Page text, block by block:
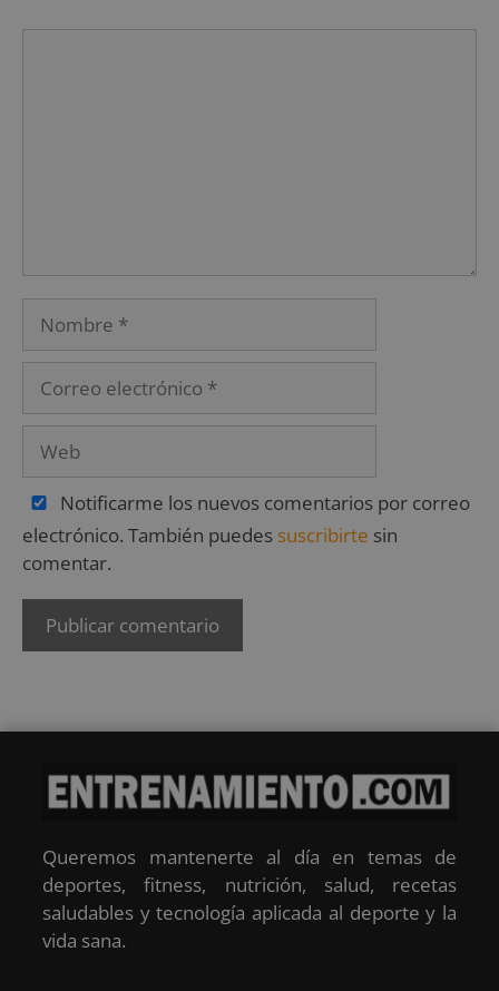
Notificarme los nuevos comentarios por correo
electrónico. También puedes suscribirte sin
comentar.
Queremos mantenerte al día en temas de
deportes, fitness, nutrición, salud, recetas
saludables y tecnología aplicada al deporte y la
vida sana.